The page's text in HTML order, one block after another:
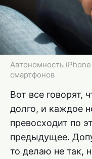
Автономность
смартфонов
Вот все говорят,
долго, и каждое
превосходит по
предыдущее.
то делаю не так,